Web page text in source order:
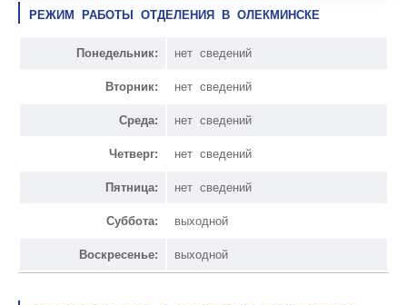
РЕЖИМ РАБОТЫ ОТДЕЛЕНИЯ В ОЛЕКМИНСКЕ
Понедельник: нет сведений
Вторник: нет сведений
Среда: нет сведений
Четверг: нет сведений
Пятница: нет сведений
Суббота: выходной
Воскресенье: выходной